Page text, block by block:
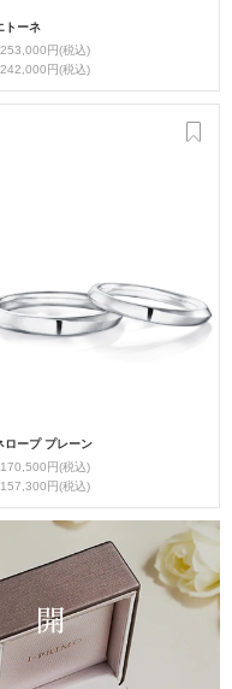
トーネ
円(税込)
円(税込)
ロープ プレーン
円(税込)
円(税込)
開